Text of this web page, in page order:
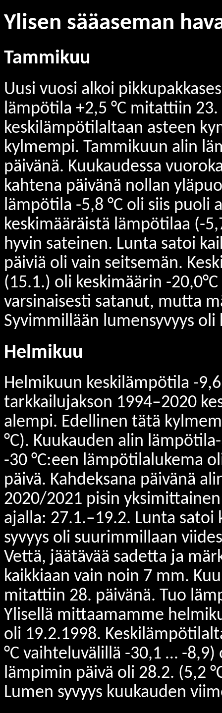
Ylisen sääaseman
Tammikuu
Uusi vuosi alkoi
lämpötila +2,5 °C mitattiin
keskilämpötilaltaan asteen
kylmempi. Tammikuun alin
päivänä. Kuukaudessa
kahtena päivänä nollan
lämpötila -5,8 °C oli siis puoli
keskimääräistä lämpötilaa (-
hyvin sateinen. Lunta satoi
päiviä oli vain seitsemän.
(15.1.) oli keskimäärin -
varsinaisesti satanut, mutta
Syvimmillään lumensyvyys
Helmikuu
Helmikuun keskilämpötila -
tarkkailujakson 1994–2020
alempi. Edellinen tätä
°C). Kuukauden alin
-30 °C:een lämpötilalukema
päivä. Kahdeksana päivänä
2020/2021 pisin
ajalla: 27.1.–19.2. Lunta satoi
syvyys oli suurimmillaan
Vettä, jäätävää sadetta ja
kaikkiaan vain noin 7 mm.
mitattiin 28. päivänä. Tuo
Ylisellä mittaamamme
oli 19.2.1998.
°C vaihteluvälillä -30,1 … -
lämpimin päivä oli 28.2. (5,2
Lumen syvyys kuukauden